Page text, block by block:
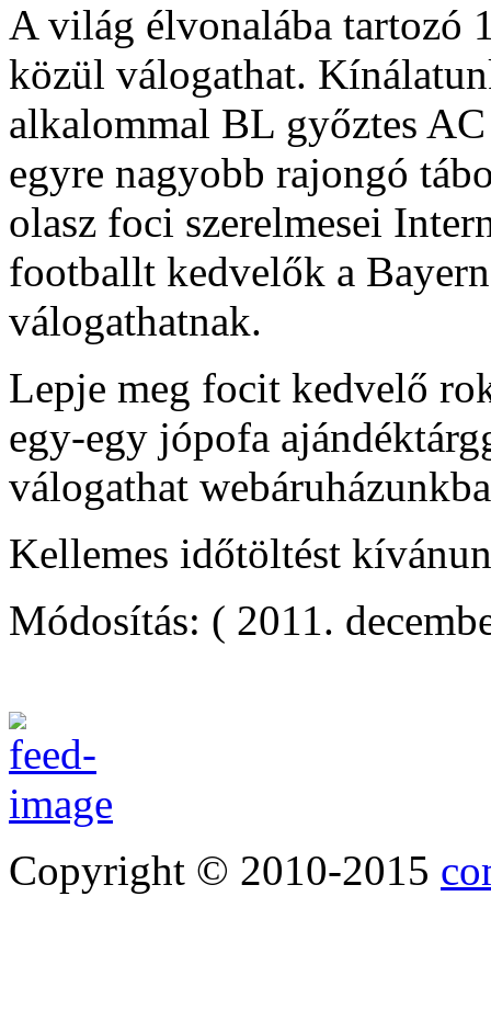
A világ élvonalába tartozó
közül válogathat.
alkalommal BL győztes
egyre nagyobb rajongó
olasz foci szerelmesei
footballt kedvelők a
válogathatnak.
Lepje meg focit kedvelő
egy-egy jópofa
válogathat
Kellemes időtöltést
Módosítás: ( 2011.
Copyright © 2010-2015